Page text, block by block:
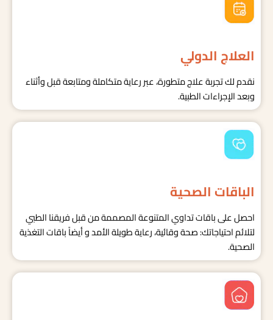
العلاج الدولي
نقدم لك تجربة علاج متطورة، عبر رعاية متكاملة ومتابعة قبل وأثناء
وبعد الإجراءات الطبية.
الباقات الصحية
احصل على باقات تداوي المتنوعة المصممة من قبل فريقنا الطبي
لتلائم احتياجاتك: صحة وقائية، رعاية طويلة الأمد و أيضاً باقات التغذية
الصحية.